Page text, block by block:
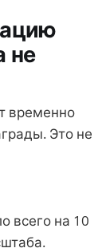
не
временно
Это не
всего на 10